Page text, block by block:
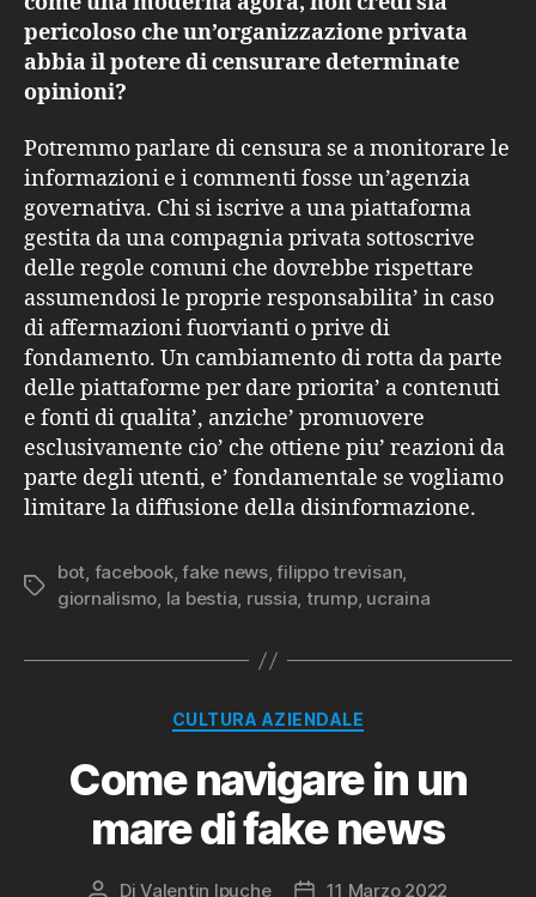
pericoloso che un’organizzazione privata
abbia il potere di censurare determinate
opinioni?
Potremmo parlare di censura se a monitorare le
informazioni e i commenti fosse un’agenzia
governativa. Chi si iscrive a una piattaforma
gestita da una compagnia privata sottoscrive
delle regole comuni che dovrebbe rispettare
assumendosi le proprie responsabilita’ in caso
di affermazioni fuorvianti o prive di
fondamento. Un cambiamento di rotta da parte
delle piattaforme per dare priorita’ a contenuti
e fonti di qualita’, anziche’ promuovere
esclusivamente cio’ che ottiene piu’ reazioni da
parte degli utenti, e’ fondamentale se vogliamo
limitare la diffusione della disinformazione.
Tag
bot, facebook,fake news,filippo trevisan,
giornalismo, la bestia, russia, trump, ucraina
Categorie
CULTURA AZIENDALE
Come navigare in un
mare di fake news
Autore
DiValentin Ipuche
Data11 Marzo 2022